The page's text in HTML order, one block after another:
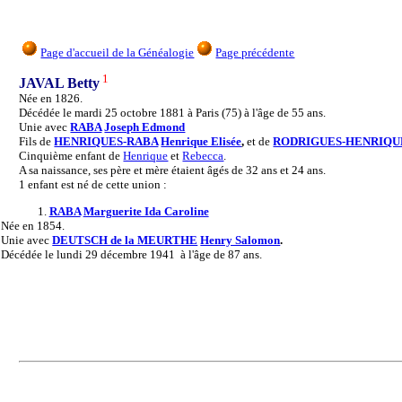
Page d'accueil de la Généalogie Page précédente
JAVAL Betty 1
Née en 1826.
Décédée le mardi 25 octobre 1881 à Paris (75) à l'âge de 55 ans.
Unie avecRABA Joseph Edmond
Fils deHENRIQUES-RABA Henrique Elisée,et deRODRIGUES-
Cinquième enfant deHenrique etRebecca.
A sa naissance, ses père et mère étaient âgés de 32 ans et 24 ans.
1 enfant est né de cette union :
1. RABA Marguerite Ida Caroline
Née en 1854.
Unie avecDEUTSCH de la MEURTHE Henry Salomon.
Décédée le lundi 29 décembre 1941 à l'âge de 87 ans.